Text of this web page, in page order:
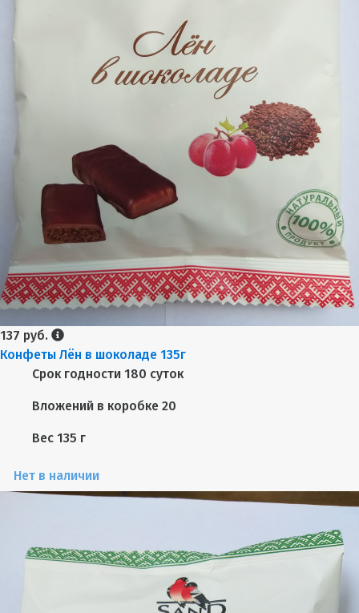
137 руб.
Конфеты Лён в шоколаде 135г
Срок годности 180 суток
Вложений в коробке 20
Вес 135 г
Нет в наличии